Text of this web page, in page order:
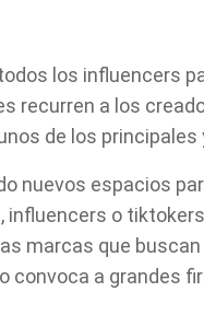
los influencers
recurren a los
de los
nuevos espacios
o
marcas que
convoca a grandes